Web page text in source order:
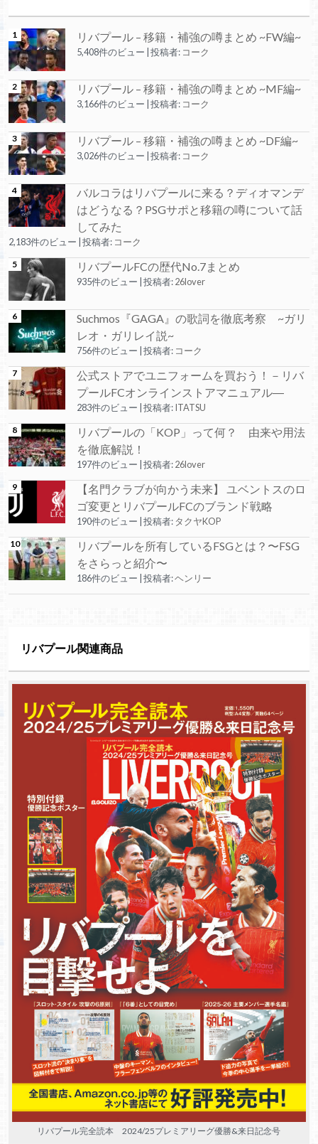
リバプール – 移籍・補強の噂まとめ ~FW編~
5,408件のビュー 投稿者: コーク
リバプール – 移籍・補強の噂まとめ ~MF編~
3,166件のビュー 投稿者: コーク
リバプール – 移籍・補強の噂まとめ ~DF編~
3,026件のビュー 投稿者: コーク
バルコラはリバプールに来る？ディオマンデ
はどうなる？PSGサポと移籍の噂について話
してみた
2,183件のビュー 投稿者: コーク
リバプールFCの歴代No.7まとめ
935件のビュー 投稿者:26lover
Suchmos『GAGA』の歌詞を徹底考察 ~ガリ
レオ・ガリレイ説~
756件のビュー 投稿者: コーク
公式ストアでユニフォームを買おう！－リバ
プールFCオンラインストアマニュアル―
283件のビュー 投稿者:ITATSU
リバプールの「KOP」って何？ 由来や用法
を徹底解説！
197件のビュー 投稿者:26lover
【名門クラブが向かう未来】 ユベントスのロ
ゴ変更とリバプールFCのブランド戦略
190件のビュー 投稿者: タクヤKOP
リバプールを所有しているFSGとは？〜FSG
をさらっと紹介〜
186件のビュー 投稿者:ヘンリー
リバプール関連商品
リバプール完全読本 2024/25プレミアリーグ優勝&来日記念号